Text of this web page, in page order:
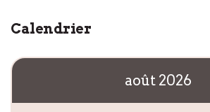
Calendrier
août 2026